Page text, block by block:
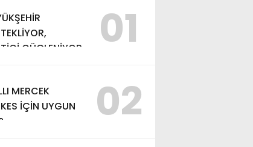
GÜÇLENİYOR
01
MERCEK
İÇİN UYGUN
02